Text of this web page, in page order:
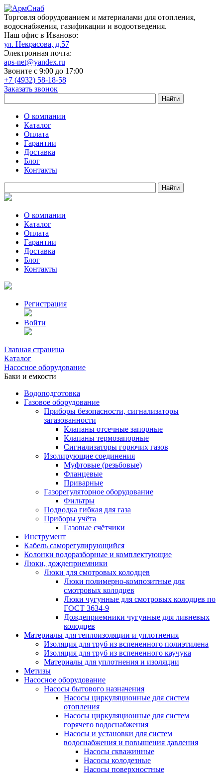
Торговля оборудованием и материалами для отопления,
водоснабжения, газификации и водоотведения.
Наш офис в Иваново:
ул. Некрасова, д.57
Электронная почта:
aps-net@yandex.ru
Звоните с 9:00 до 17:00
+7 (4932) 58-18-58
Заказать звонок
О компании
Каталог
Оплата
Гарантии
Доставка
Блог
Контакты
О компании
Каталог
Оплата
Гарантии
Доставка
Блог
Контакты
Регистрация
Войти
Главная страница
Каталог
Насосное оборудование
Баки и емкости
Водоподготовка
Газовое оборудование
Приборы безопасности, сигнализаторы
загазованности
Клапаны отсечные запорные
Клапаны термозапорные
Сигнализаторы горючих газов
Изолирующие соединения
Муфтовые (резьбовые)
Фланцевые
Приварные
Газорегуляторное оборудование
Фильтры
Подводка гибкая для газа
Приборы учёта
Газовые счётчики
Инструмент
Кабель саморегулирующийся
Колонки водоразборные и комплектующие
Люки, дождеприемники
Люки для смотровых колодцев
Люки полимерно-композитные для
смотровых колодцев
Люки чугунные для смотровых колодцев по
ГОСТ 3634-9
Дождеприемники чугунные для ливневых
колодцев
Материалы для теплоизоляции и уплотнения
Изоляция для труб из вспененного полиэтилена
Изоляция для труб из вспененного каучука
Материалы для уплотнения и изоляции
Метизы
Насосное оборудование
Насосы бытового назначения
Насосы циркуляционные для систем
отопления
Насосы циркуляционные для систем
горячего водоснабжения
Насосы и установки для систем
водоснабжения и повышения давления
Насосы скважинные
Насосы колодезные
Насосы поверхностные